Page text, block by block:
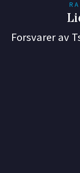
Forsvarer av